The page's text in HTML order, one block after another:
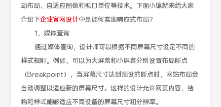
动布局、自适应图像和视口单位等技术。下面小编就来给大家
介绍下企业官网设计中是如何实现响应式布局？
1、媒体查询
通过媒体查询，设计师可以根据不同屏幕尺寸设定不同的
样式规则。例如，可以为大屏幕和小屏幕分别设置布局断点
（Breakpoint），当屏幕尺寸达到预设的断点时，网站布局会
自动调整以适应新的屏幕尺寸。这样的设计允许网页内容、结
构和样式能够适应不同设备的屏幕尺寸和分辨率。